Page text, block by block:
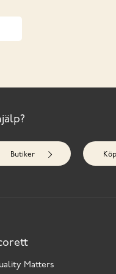
Butiker
Matters